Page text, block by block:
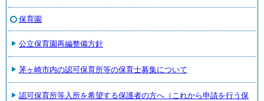
保育園
公立保育園再編整備方針
茅ヶ崎市内の認可保育所等の保育士募集について
認可保育所等入所を希望する保護者の方へ（これから申請を行う保